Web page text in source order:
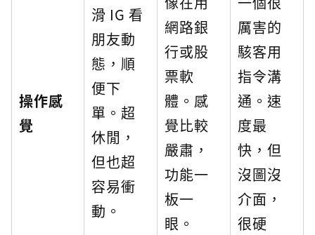
操作感
覺
滑 IG 看
朋友動
態，順
便下
單。超
休閒，
但也超
容易衝
動。
網路銀
行或股
票軟
體。感
覺比較
嚴肅，
功能一
板一
眼。
厲害的
駭客用
指令溝
通。速
度最
快，但
沒圖沒
介面，
很硬